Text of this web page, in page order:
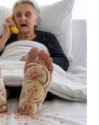
ki a